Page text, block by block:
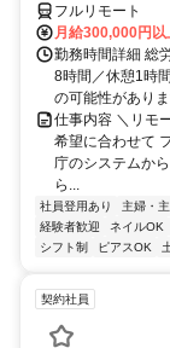
フルリモート
月給300,000円以
勤務時間詳細 総
8時間／休憩1時
の可能性がありま
仕事内容 ＼リモ
希望に合わせて
庁のシステムか
ら...
社員登用あり 主婦・
経験者歓迎
ネイルOK
シフト制
ピアスOK
契約社員